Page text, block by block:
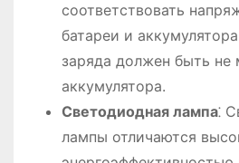
соответствовать
батареи и
заряда должен быть не
аккумулятора.
Светодиодная лампа⁚
лампы отличаются